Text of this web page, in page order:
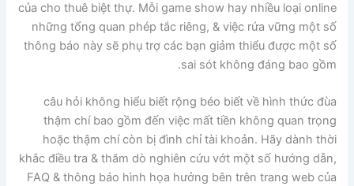
của cho thuê biệt thự. Mỗi game show hay nhiều loại online
những tổng quan phép tắc riêng, & việc rứa vững một số
thông báo này sẽ phụ trợ các bạn giảm thiểu được một số
sai sót không đáng bao gồm.
câu hỏi không hiểu biết rộng béo biết về hình thức đùa
thậm chí bao gồm đến việc mất tiền không quan trọng
hoặc thậm chí còn bị đình chỉ tài khoản. Hãy dành thời
khắc điều tra & thăm dò nghiên cứu vớt một số hướng dẫn,
FAQ & thông báo hình họa hưởng bên trên trang web của